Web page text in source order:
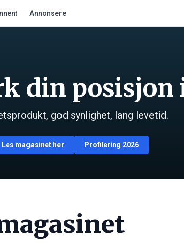
Annonsere
din posisjon
god synlighet, lang levetid.
Les magasinet her Profilering 2026